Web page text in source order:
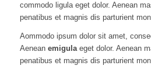
commodo ligula eget dolor. Aenean
penatibus et magnis dis parturient
Aommodo ipsum dolor sit amet,
Aenean emigulaeget dolor. Aenean
penatibus et magnis dis parturient